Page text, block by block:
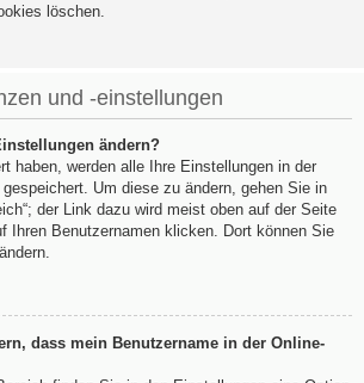
löschen.
und -einstellungen
ändern?
haben, werden alle Ihre Einstellungen in der
Um diese zu ändern, gehen Sie in
der Link dazu wird meist oben auf der Seite
Ihren Benutzernamen klicken. Dort können Sie
dass mein Benutzername in der Online-